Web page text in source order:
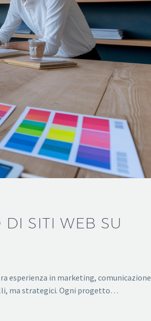
SITI WEB SU
esperienza in marketing, comunicazione
ma strategici. Ogni progetto…